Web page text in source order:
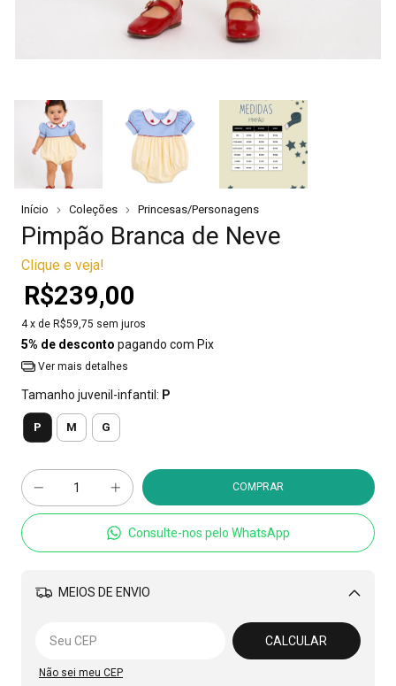
Início Coleções Princesas/Personagens
Pimpão Branca de Neve
Clique e veja!
R$239,00
4 x de R$59,75 sem juros
5% de desconto pagando com Pix
Ver mais detalhes
Tamanho juvenil-infantil: P
P M G
Consulte-nos pelo WhatsApp
MEIOS DE ENVIO
Alterar CEP
CALCULAR
Não sei meu CEP